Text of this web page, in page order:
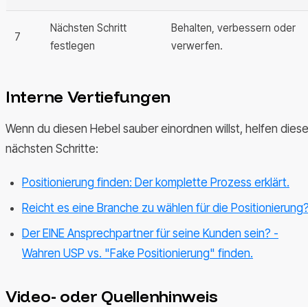
7
Nächsten Schritt
festlegen
Behalten, verbessern oder
verwerfen.
Interne Vertiefungen
Wenn du diesen Hebel sauber einordnen willst, helfen diese
nächsten Schritte:
Positionierung finden: Der komplette Prozess erklärt.
Reicht es eine Branche zu wählen für die
Der EINE Ansprechpartner für seine Kunden sein? -
Wahren USP vs. "Fake Positionierung" finden.
Video- oder Quellenhinweis